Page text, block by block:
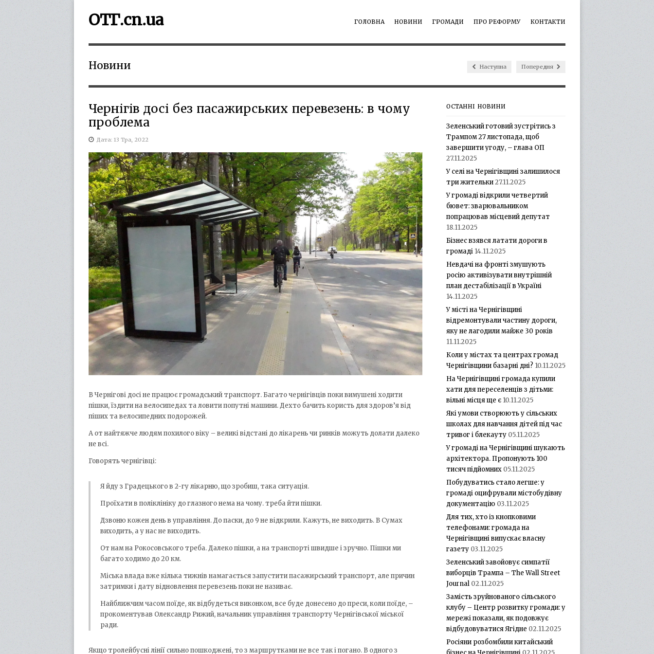
ГОЛОВНА НОВИНИ ГРОМАДИ ПРО РЕФОРМУ КОНТАКТИ
ОТГ.cn.ua
Новини Наступна Попередня
Чернігів досі без пасажирських перевезень: в чому
проблема
Дата: 13 Тра, 2022
В Чернігові досі не працює громадський транспорт. Багато чернігівців поки вимушені ходити
пішки, їздити на велосипедах та ловити попутні машини. Дехто бачить користь для здоров’я від
піших та велосипедних подорожей.
А от найтяжче людям похилого віку – великі відстані до лікарень чи ринків можуть долати далеко
не всі.
Говорять чернігівці:
Я йду з Градецького в 2-гу лікарню, що зробиш, така ситуація.
Проїхати в поліклініку до глазного нема на чому. треба йти пішки.
Дзвоню кожен день в управління. До паски, до 9 не відкрили. Кажуть, не виходить. В Сумах
виходить, а у нас не виходить.
От нам на Рокосовського треба. Далеко пішки, а на транспорті швидше і зручно. Пішки ми
багато ходимо до 20 км.
Міська влада вже кілька тижнів намагається запустити пасажирський транспорт, але причин
затримки і дату відновлення перевезень поки не називає.
Найближчим часом поїде, як відбудеться виконком, все буде донесено до преси, коли поїде, –
прокоментував Олександр Рижий, начальник управління транспорту Чернігівської міської
ради.
Якщо тролейбусні лінії сильно пошкоджені, то з маршрутками не все так і погано. В одного з
ОСТАННІ НОВИНИ
Зеленський готовий зустрітись з
Трампом 27 листопада, щоб
завершити угоду, – глава ОП
27.11.2025
У селі на Чернігівщині залишилося
три жительки27.11.2025
У громаді відкрили четвертий
бювет: зварювальником
попрацював місцевий депутат
18.11.2025
Бізнес взявся латати дороги в
громаді 14.11.2025
Невдачі на фронті змушують
росію активізувати внутрішній
план дестабілізації в Україні
14.11.2025
У місті на Чернігівщині
відремонтували частину дороги,
яку не лагодили майже 30 років
11.11.2025
Коли у містах та центрах громад
Чернігівщини базарні дні? 10.11.2025
На Чернігівщині громада купили
хати для переселенців з дітьми:
вільні місця ще є 10.11.2025
Які умови створюють у сільських
школах для навчання дітей під час
тривог і блекауту 05.11.2025
У громаді на Чернігівщині шукають
архітектора. Пропонують 100
тисяч підйомних 05.11.2025
Побудуватись стало легше: у
громаді оцифрували містобудівну
документацію 03.11.2025
Для тих, хто із кнопковими
телефонами: громада на
Чернігівщині випускає власну
газету 03.11.2025
Зеленський завойовує симпатії
виборців Трампа – The Wall Street
Journal 02.11.2025
Замість зруйнованого сільського
клубу – Центр розвитку громади: у
мережі показали, як подовжує
відбудовуватися Ягідне 02.11.2025
Росіяни розбомбили китайський